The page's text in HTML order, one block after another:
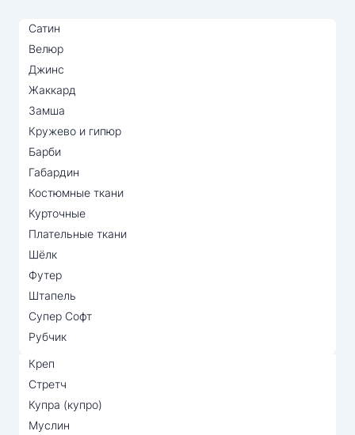
Сатин
Велюр
Джинс
Жаккард
Замша
Кружево и гипюр
Барби
Габардин
Костюмные ткани
Курточные
Плательные ткани
Шёлк
Футер
Штапель
Супер Софт
Рубчик
Креп
Стретч
Купра (купро)
Муслин